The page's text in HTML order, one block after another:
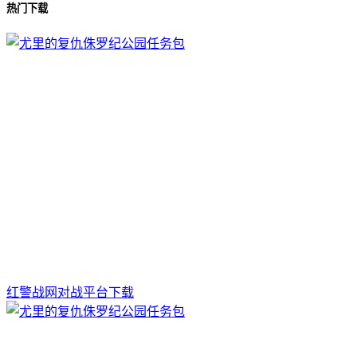
热门下载
红警战网对战平台下载